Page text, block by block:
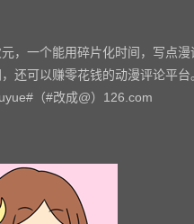
，一个能用碎片化时间，写点
还可以赚零花钱的动漫评论平台
（#改成@）126.com